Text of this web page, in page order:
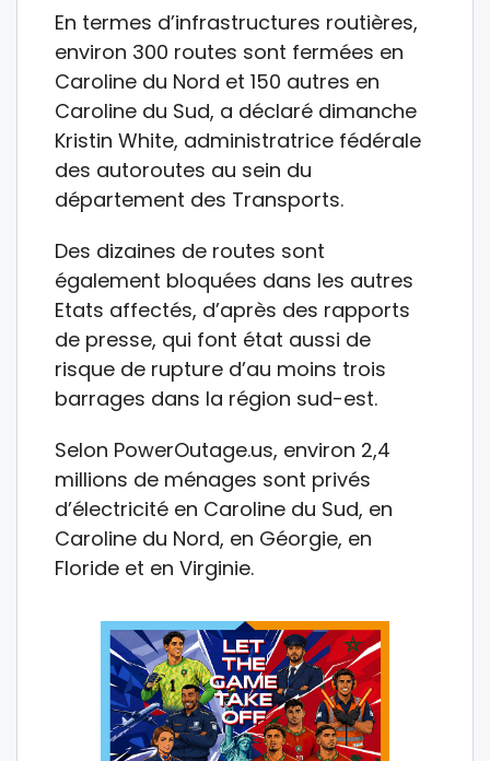
En termes d’infrastructures routières,
environ 300 routes sont fermées en
Caroline du Nord et 150 autres en
Caroline du Sud, a déclaré dimanche
Kristin White, administratrice fédérale
des autoroutes au sein du
département des Transports.
Des dizaines de routes sont
également bloquées dans les autres
Etats affectés, d’après des rapports
de presse, qui font état aussi de
risque de rupture d’au moins trois
barrages dans la région sud-est.
Selon PowerOutage.us, environ 2,4
millions de ménages sont privés
d’électricité en Caroline du Sud, en
Caroline du Nord, en Géorgie, en
Floride et en Virginie.